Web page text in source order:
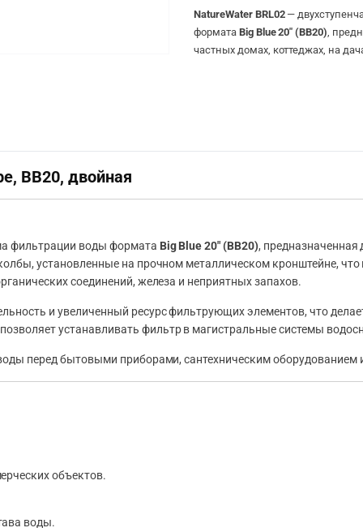
NatureWater BRL02—
формата Big Blue 20″ (BB20),
частных домах, коттеджах, на
BB20, двойная
фильтрации воды формата Big Blue 20″ (BB20), предназначенная
установленные на прочном металлическом кронштейне,
соединений, железа и неприятных запахов.
и увеличенный ресурс фильтрующих элементов, что
позволяет устанавливать фильтр в магистральные системы
перед бытовыми приборами, сантехническим оборудованием
объектов.
воды.